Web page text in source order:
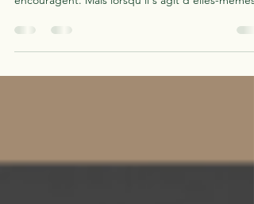
d’empathie. Elles comprennent, soutiennent,
encouragent. Mais lorsqu’il s’agit d’elles-mêmes,
Et surtout, elle peut se perdre.